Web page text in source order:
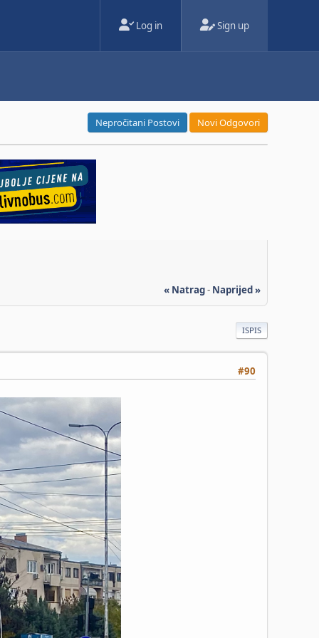
Log in Sign up
Nepročitani Postovi Novi Odgovori
« Natrag- Naprijed »
ISPIS
#90